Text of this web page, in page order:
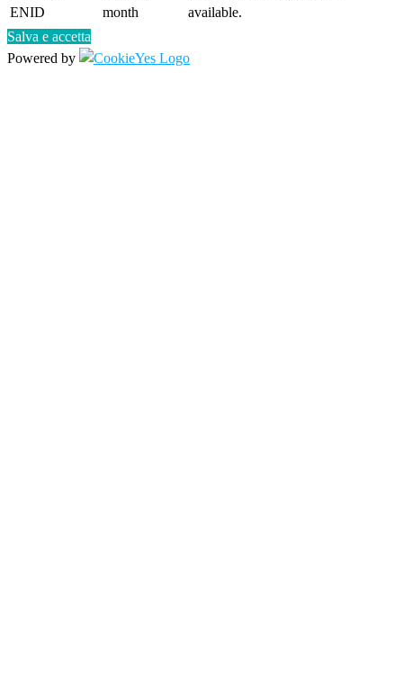
ENID
month
available.
Salva e accetta
Powered by